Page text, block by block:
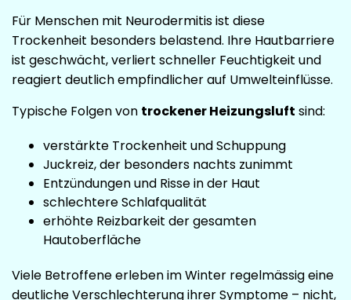
Für Menschen mit Neurodermitis ist diese
Trockenheit besonders belastend. Ihre Hautbarriere
ist geschwächt, verliert schneller Feuchtigkeit und
reagiert deutlich empfindlicher auf Umwelteinflüsse.
Typische Folgen von trockener Heizungsluft sind:
verstärkte Trockenheit und Schuppung
Juckreiz, der besonders nachts zunimmt
Entzündungen und Risse in der Haut
schlechtere Schlafqualität
erhöhte Reizbarkeit der gesamten
Hautoberfläche
Viele Betroffene erleben im Winter regelmässig eine
deutliche Verschlechterung ihrer Symptome – nicht,